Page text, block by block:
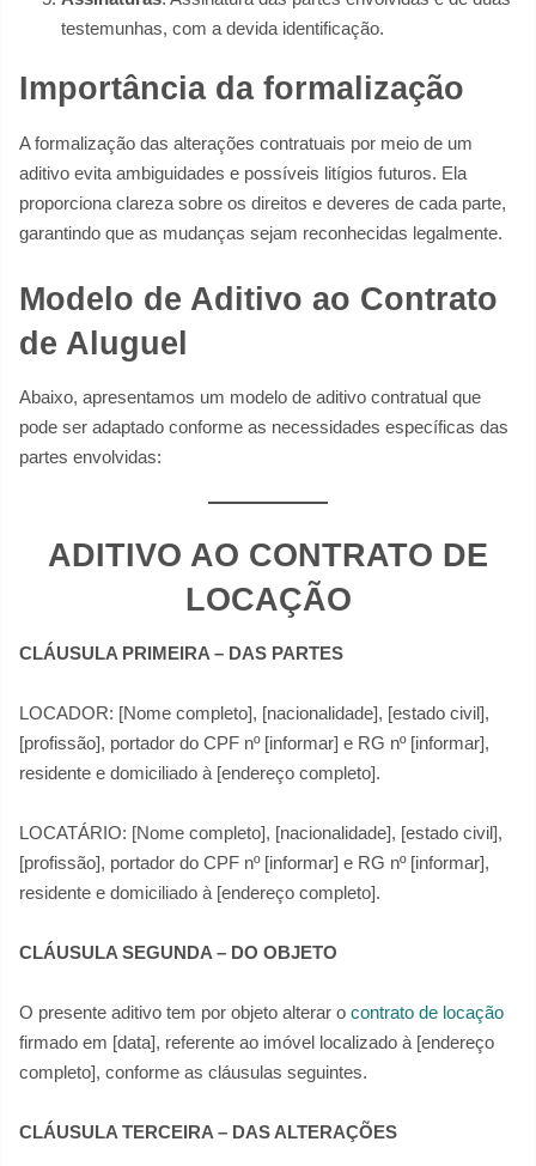
testemunhas, com a devida identificação.
Importância da formalização
A formalização das alterações contratuais por meio de um
aditivo evita ambiguidades e possíveis litígios futuros. Ela
proporciona clareza sobre os direitos e deveres de cada parte,
garantindo que as mudanças sejam reconhecidas legalmente.
Modelo de Aditivo ao Contrato
de Aluguel
Abaixo, apresentamos um modelo de aditivo contratual que
pode ser adaptado conforme as necessidades específicas das
partes envolvidas:
ADITIVO AO CONTRATO DE
LOCAÇÃO
CLÁUSULA PRIMEIRA – DAS PARTES
LOCADOR: [Nome completo], [nacionalidade], [estado civil],
[profissão], portador do CPF nº [informar] e RG nº [informar],
residente e domiciliado à [endereço completo].
LOCATÁRIO: [Nome completo], [nacionalidade], [estado civil],
[profissão], portador do CPF nº [informar] e RG nº [informar],
residente e domiciliado à [endereço completo].
CLÁUSULA SEGUNDA – DO OBJETO
O presente aditivo tem por objeto alterar o contrato de locação
firmado em [data], referente ao imóvel localizado à [endereço
completo], conforme as cláusulas seguintes.
CLÁUSULA TERCEIRA – DAS ALTERAÇÕES